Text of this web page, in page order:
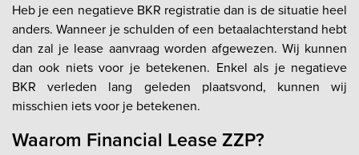
Heb je een negatieve BKR registratie dan is de situatie heel
anders. Wanneer je schulden of een betaalachterstand hebt
dan zal je lease aanvraag worden afgewezen. Wij kunnen
dan ook niets voor je betekenen. Enkel als je negatieve
BKR verleden lang geleden plaatsvond, kunnen wij
misschien iets voor je betekenen.
Waarom Financial Lease ZZP?